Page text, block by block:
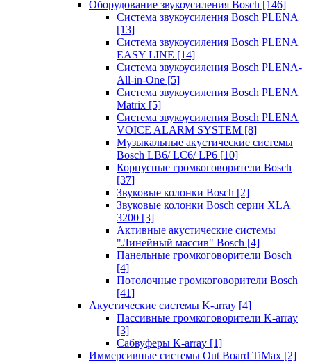
Оборудование звукоусиления Bosch [146]
Система звукоусиления Bosch PLENA
[13]
Система звукоусиления Bosch PLENA
EASY LINE [14]
Система звукоусиления Bosch PLENA-
All-in-One [5]
Система звукоусиления Bosch PLENA
Matrix [5]
Система звукоусиления Bosch PLENA
VOICE ALARM SYSTEM [8]
Музыкальные акустические системы
Bosch LB6/ LC6/ LP6 [10]
Корпусные громкоговорители Bosch
[37]
Звуковые колонки Bosch [2]
Звуковые колонки Bosch серии XLA
3200 [3]
Активные акустические системы
"Линейный массив" Bosch [4]
Панельные громкоговорители Bosch
[4]
Потолочные громкоговорители Bosch
[41]
Акустические системы K-array [4]
Пассивные громкоговорители K-array
[3]
Сабвуферы K-array [1]
Иммерсивные системы Out Board TiMax [2]